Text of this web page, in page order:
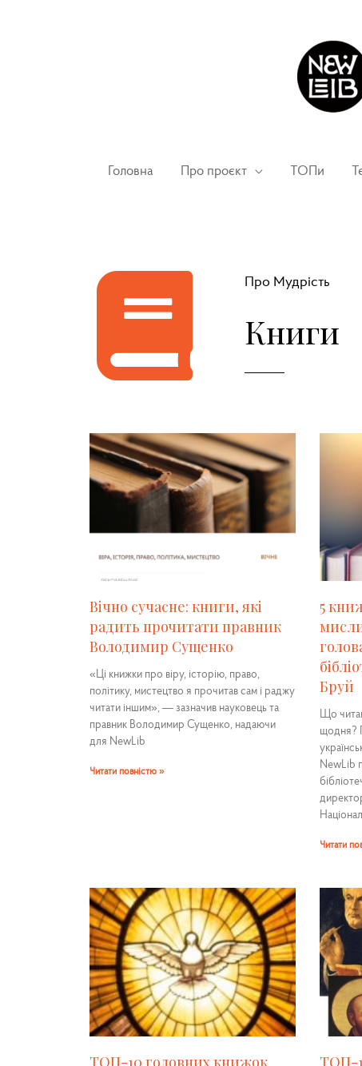
Головна Про проєкт ТОПи
Про Мудрість
Книги
Вічно сучасне: книги, які
радить прочитати правник
Володимир Сущенко
«Ці книжки про віру, історію, право,
політику, мистецтво я прочитав сам і раджу
читати іншим», — зазначив науковець та
правник Володимир Сущенко, надаючи
для NewLib
Читати повністю »
5
Бруй
Що
щодня?
NewLib
Читати
ТОП-10 головних книжок
ТОП-